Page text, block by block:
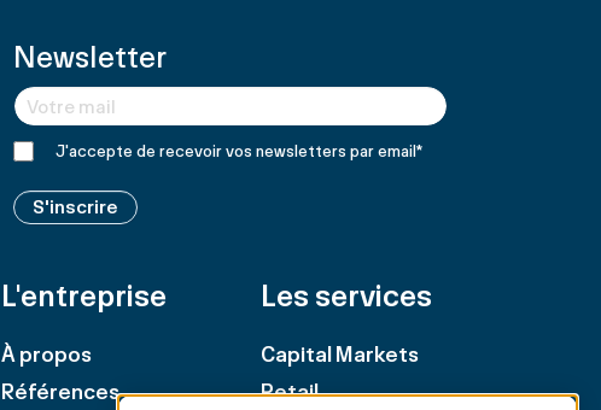
Newsletter
J'accepte de recevoir vos newsletters par email*
S'inscrire
L'entreprise
À propos
Références
Les services
Capital Markets
Retail